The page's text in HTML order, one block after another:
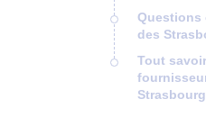
Questions
des
Tout
Strasbourg